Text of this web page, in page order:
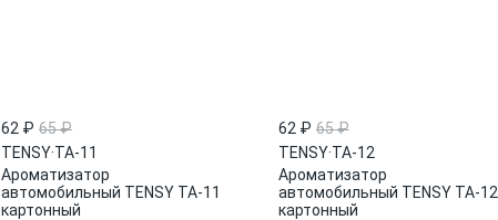
62 ₽ 65 ₽
TENSY·TA-11
Ароматизатор
автомобильный TENSY TA-11
картонный
62 ₽ 65 ₽
TENSY·TA-12
Ароматизатор
автомобильный TENSY TA-12
картонный